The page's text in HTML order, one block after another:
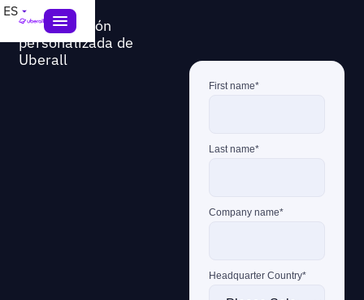
ES Obtén una
demostración
personalizada de
Uberall